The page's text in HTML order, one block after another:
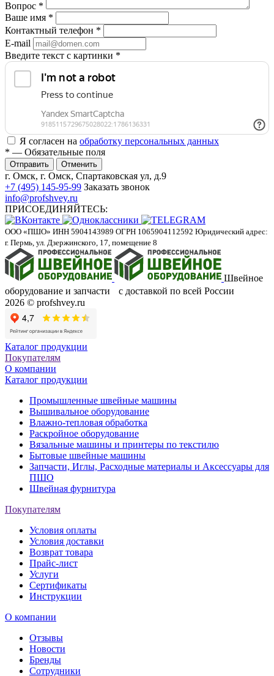
Вопрос *
Ваше имя *
Контактный телефон *
E-mail
Введите текст с картинки *
Я согласен на обработку персональных данных
* — Обязательные поля
Отменить
г. Омск, г. Омск, Спартаковская ул, д.9
+7 (495) 145-95-99 Заказать звонок
info@profshvey.ru
ПРИСОЕДИНЯЙТЕСЬ:
ООО «ПШО» ИНН 5904143989 ОГРН 1065904112592 Юридический адрес:
г. Пермь, ул. Дзержинского, 17, помещение 8
Швейное
оборудование и запчасти с доставкой по всей России
2026 © profshvey.ru
Каталог продукции
Покупателям
О компании
Каталог продукции
Промышленные швейные машины
Вышивальное оборудование
Влажно-тепловая обработка
Раскройное оборудование
Вязальные машины и принтеры по текстилю
Бытовые швейные машины
Запчасти, Иглы, Расходные материалы и Аксессуары для
ПШО
Швейная фурнитура
Покупателям
Условия оплаты
Условия доставки
Возврат товара
Прайс-лист
Услуги
Сертификаты
Инструкции
О компании
Отзывы
Новости
Бренды
Сотрудники